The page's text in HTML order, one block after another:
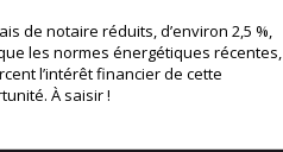
de notaire réduits, d’environ 2,5 %,
les normes énergétiques récentes,
l’intérêt financier de cette
À saisir !